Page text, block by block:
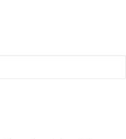
le local de l’étape, sera
de l’intérêt pour ce
pour y effectuer des